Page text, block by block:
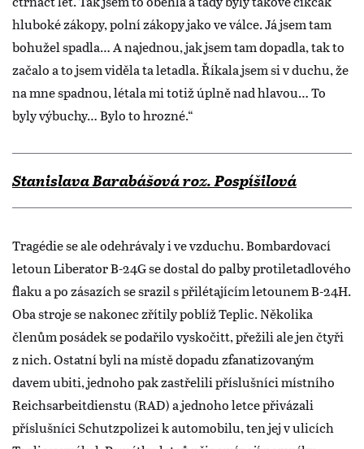
hluboké zákopy, polní zákopy jako ve válce. Já jsem tam
bohužel spadla… A najednou, jak jsem tam dopadla, tak to
začalo a to jsem viděla ta letadla. Říkala jsem si v duchu, že
na mne spadnou, létala mi totiž úplně nad hlavou… To
byly výbuchy… Bylo to hrozné.“
Stanislava Barabášová roz. Pospíšilová
Tragédie se ale odehrávaly i ve vzduchu. Bombardovací
letoun Liberator B-24G se dostal do palby protiletadlového
flaku a po zásazích se srazil s přilétajícím letounem B-24H.
Oba stroje se nakonec zřítily poblíž Teplic. Několika
členům posádek se podařilo vyskočitt, přežili ale jen čtyři
z nich. Ostatní byli na místě dopadu zfanatizovaným
davem ubiti, jednoho pak zastřelili příslušníci místního
Reichsarbeitdienstu (RAD) a jednoho letce přivázali
příslušníci Schutzpolizei k automobilu, ten jej v ulicích